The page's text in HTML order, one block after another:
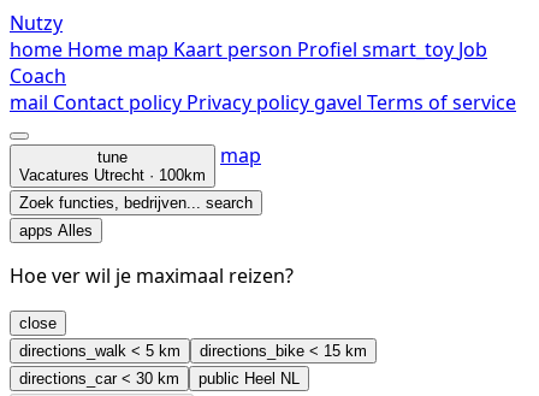
Nutzy
home Home map Kaart person Profiel smart_toy Job
Coach
mail Contact policy Privacy policygavel Terms of service
tune
Vacatures Utrecht · 100km
map
Zoek functies, bedrijven... search
apps Alles
Hoe ver wil je maximaal reizen?
close
directions_walk < 5 km directions_bike < 15 km
directions_car< 30 km public Heel NL